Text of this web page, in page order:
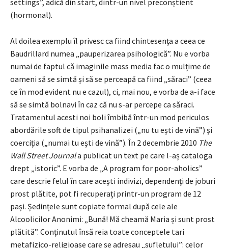
(hormonal).
Al doilea exemplu îl privesc ca fiind chintesența a ceea ce
Baudrillard numea „pauperizarea psihologică”. Nu e vorba
numai de faptul că imaginile mass media fac o mulțime de
oameni să se simtă și să se perceapă ca fiind „săraci” (ceea
ce în mod evident nu e cazul), ci, mai nou, e vorba de a-i face
să se simtă bolnavi în caz că nu s-ar percepe ca săraci.
Tratamentul acesti noi boli îmbibă într-un mod periculos
abordările soft de tipul psihanalizei („nu tu ești de vină”) și
coerciția („numai tu ești de vină”). În 2 decembrie 2010 The
Wall Street Journala publicat un text pe care l-aș cataloga
drept „istoric”. E vorba de „A program for poor-aholics”
care descrie felul în care acești indivizi, dependenți de joburi
prost plătite, pot fi recuperați printr-un program de 12
pași. Ședințele sunt copiate formal după cele ale
Alcoolicilor Anonimi: „Bună! Mă cheamă Maria și sunt prost
plătită”. Conținutul însă reia toate conceptele tari
metafizico-religioase care se adresau „sufletului”: celor